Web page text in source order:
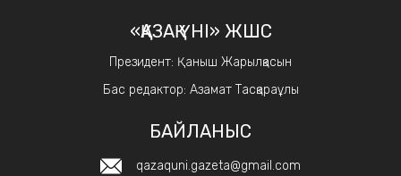
«ҚАЗАҚ ҮНІ» ЖШС
Президент: Қаныш Жарылқасын
Бас редактор: Азамат Тасқараұлы
БАЙЛАНЫС
qazaquni.gazeta@gmail.com